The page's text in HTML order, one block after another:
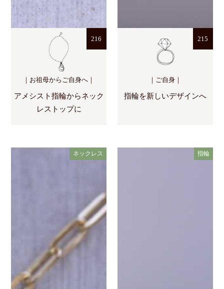
216
｜お祖母からご自身へ｜
アメシスト指輪からネック
レストップに
215
｜ご自身｜
指輪を新しいデザインへ
ネックレス 指輪